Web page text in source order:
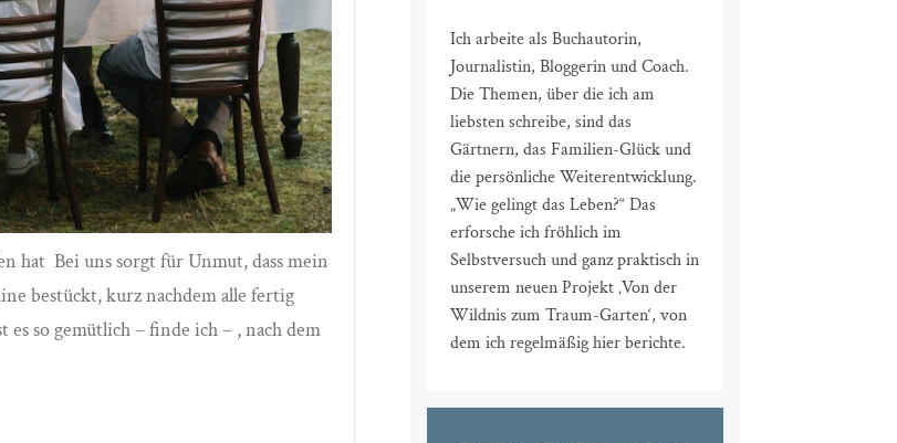
hat Bei uns sorgt für Unmut, dass mein
bestückt, kurz nachdem alle fertig
es so gemütlich – finde ich – , nach dem
Ich arbeite als Buchautorin,
Journalistin, Bloggerin und Coach.
Die Themen, über die ich am
liebsten schreibe, sind das
Gärtnern, das Familien-Glück und
die persönliche Weiterentwicklung.
„Wie gelingt das Leben?“ Das
erforsche ich fröhlich im
Selbstversuch und ganz praktisch in
unserem neuen Projekt ‚Von der
Wildnis zum Traum-Garten‘, von
dem ich regelmäßig hier berichte.